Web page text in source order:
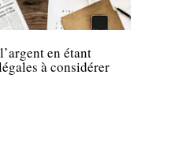
en étant
à considérer